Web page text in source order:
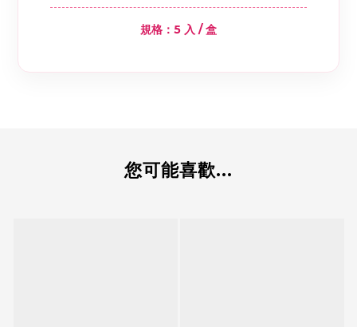
規格：5 入 / 盒
您可能喜歡...